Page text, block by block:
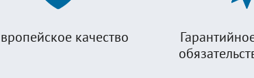
качество